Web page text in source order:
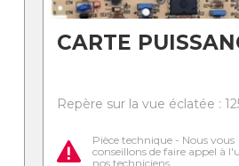
CARTE
Repère sur la vue éclatée :
Pièce technique - Nous vous
conseillons de faire appel à
nos techniciens